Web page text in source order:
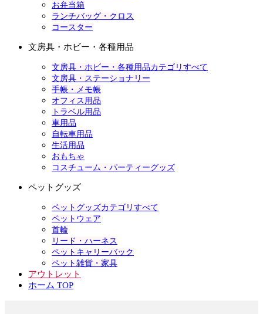
お弁当箱
ランチバッグ・クロス
コースター
文房具・ホビー・各種用品
文房具・ホビー・各種用品カテゴリすべて
文房具・ステーショナリー
手帳・メモ帳
オフィス用品
トラベル用品
車用品
自転車用品
生活用品
おもちゃ
コスチューム・パーティーグッズ
ペットグッズ
ペットグッズカテゴリすべて
ペットウェア
首輪
リード・ハーネス
ペットキャリーバック
ペット雑貨・家具
アウトレット
ホーム TOP